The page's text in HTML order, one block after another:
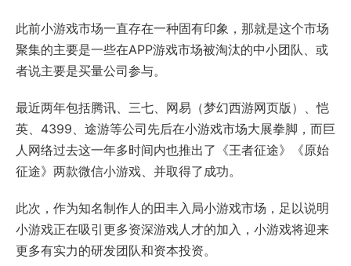
此前小游戏市场一直存在一种固有印象，那就是这个市场
聚集的主要是一些在APP游戏市场被淘汰的中小团队、或
者说主要是买量公司参与。
最近两年包括腾讯、三七、网易（梦幻西游网页版）、恺
英、4399、途游等公司先后在小游戏市场大展拳脚，而巨
人网络过去这一年多时间内也推出了《王者征途》《原始
征途》两款微信小游戏、并取得了成功。
此次，作为知名制作人的田丰入局小游戏市场，足以说明
小游戏正在吸引更多资深游戏人才的加入，小游戏将迎来
更多有实力的研发团队和资本投资。